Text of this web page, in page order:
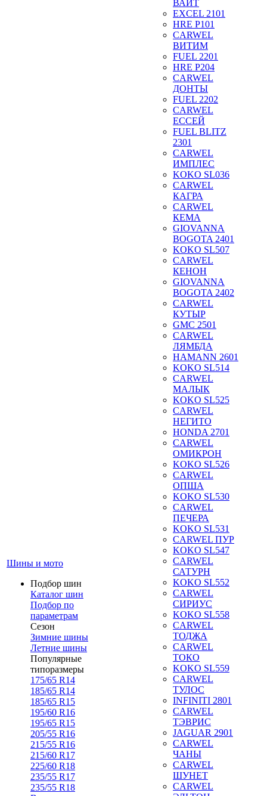
Шины и мото
Подбор шин
Каталог шин
Подбор по
параметрам
Сезон
Зимние шины
Летние шины
Популярные
типоразмеры
175/65 R14
185/65 R14
185/65 R15
195/60 R16
195/65 R15
205/55 R16
215/55 R16
215/60 R17
225/60 R18
235/55 R17
235/55 R18
ВАЙТ
EXCEL 2101
HRE P101
CARWEL
ВИТИМ
FUEL 2201
HRE P204
CARWEL
ДОНТЫ
FUEL 2202
CARWEL
ЕССЕЙ
FUEL BLITZ
2301
CARWEL
ИМПЛЕС
KOKO SL036
CARWEL
КАГРА
CARWEL
КЕМА
GIOVANNA
BOGOTA 2401
KOKO SL507
CARWEL
КЕНОН
GIOVANNA
BOGOTA 2402
CARWEL
КУТЫР
GMC 2501
CARWEL
ЛЯМБДА
HAMANN 2601
KOKO SL514
CARWEL
МАЛЫК
KOKO SL525
CARWEL
НЕГИТО
HONDA 2701
CARWEL
ОМИКРОН
KOKO SL526
CARWEL
ОПША
KOKO SL530
CARWEL
ПЕЧЕРА
KOKO SL531
CARWEL ПУР
KOKO SL547
CARWEL
САТУРН
KOKO SL552
CARWEL
СИРИУС
KOKO SL558
CARWEL
ТОДЖА
CARWEL
ТОКО
KOKO SL559
CARWEL
ТУЛОС
INFINITI 2801
CARWEL
ТЭВРИС
JAGUAR 2901
CARWEL
ЧАНЫ
CARWEL
ШУНЕТ
CARWEL